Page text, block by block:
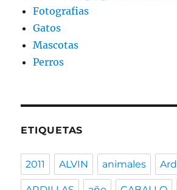
Fotografias
Gatos
Mascotas
Perros
ETIQUETAS
2011 ALVIN animales